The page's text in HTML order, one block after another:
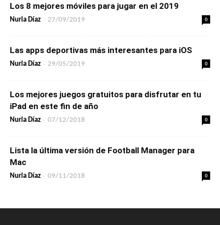
Los 8 mejores móviles para jugar en el 2019
Nuria Díaz - 27/09/2019 0
Las apps deportivas más interesantes para iOS
Nuria Díaz - 29/05/2019 0
Los mejores juegos gratuitos para disfrutar en tu
iPad en este fin de año
Nuria Díaz - 07/12/2018 0
Lista la última versión de Football Manager para
Mac
Nuria Díaz - 09/11/2018 0